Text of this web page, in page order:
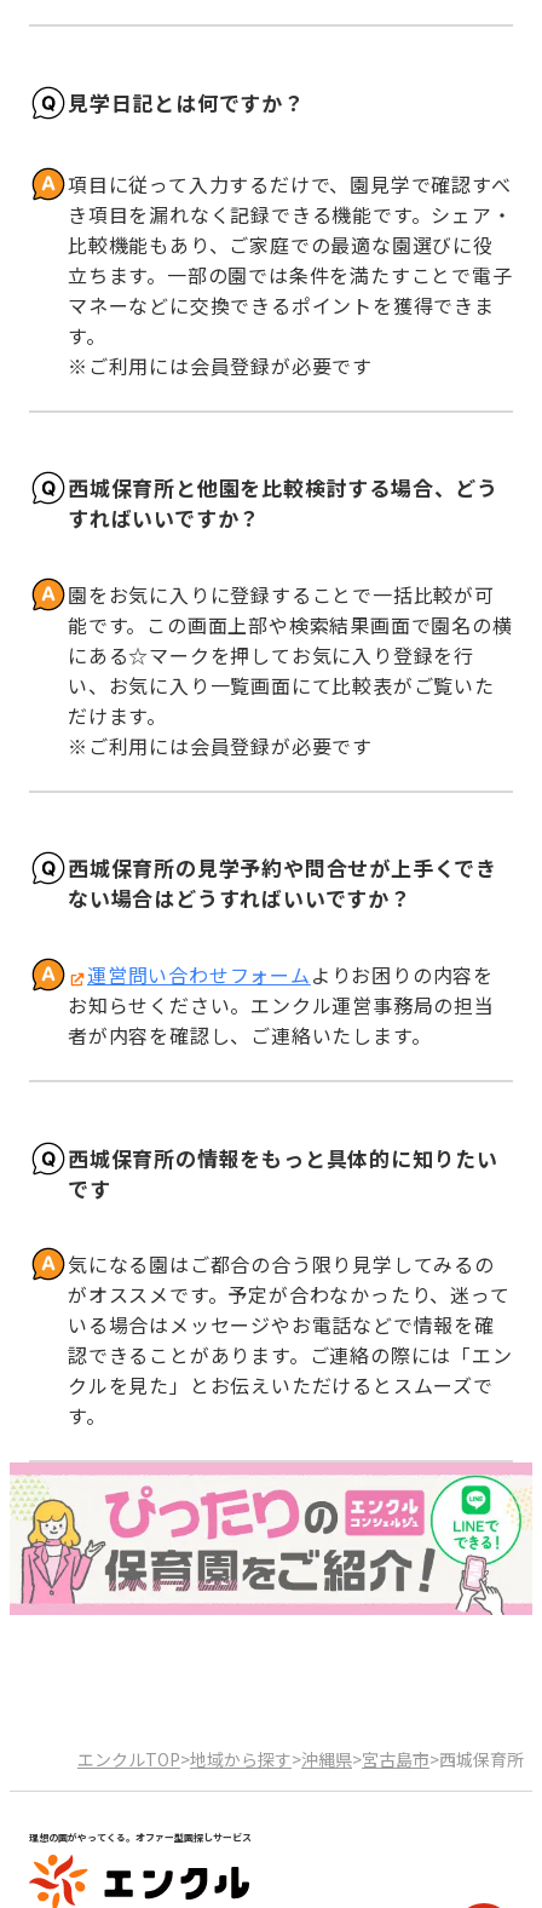
見学日記とは何ですか？
項目に従って入力するだけで、園見学で確認すべ
き項目を漏れなく記録できる機能です。シェア・
比較機能もあり、ご家庭での最適な園選びに役
立ちます。一部の園では条件を満たすことで電子
マネーなどに交換できるポイントを獲得できま
す。
※ご利用には会員登録が必要です
西城保育所と他園を比較検討する場合、どう
すればいいですか？
園をお気に入りに登録することで一括比較が可
能です。この画面上部や検索結果画面で園名の横
にある☆マークを押してお気に入り登録を行
い、お気に入り一覧画面にて比較表がご覧いた
だけます。
※ご利用には会員登録が必要です
西城保育所の見学予約や問合せが上手くでき
ない場合はどうすればいいですか？
運営問い合わせフォームよりお困りの内容を
お知らせください。エンクル運営事務局の担当
者が内容を確認し、ご連絡いたします。
西城保育所の情報をもっと具体的に知りたい
です
気になる園はご都合の合う限り見学してみるの
がオススメです。予定が合わなかったり、迷って
いる場合はメッセージやお電話などで情報を確
認できることがあります。ご連絡の際には「エン
クルを見た」とお伝えいただけるとスムーズで
す。
エンクルTOP>地域から探す>沖縄県>宮古島市>西城保育所
理想の園がやってくる。オファー型園探しサービス